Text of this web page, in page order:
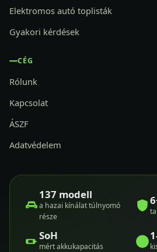
Elektromos autó toplisták
Gyakori kérdések
CÉG
Rólunk
Kapcsolat
ÁSZF
Adatvédelem
137 modell
a hazai kínálat túlnyomó
része
SoH
mért akkukapacitás